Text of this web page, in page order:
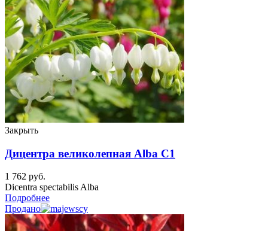
Закрыть
Дицентра великолепная Alba C1
1 762 руб.
Dicentra spectabilis Alba
Подробнее
Продано